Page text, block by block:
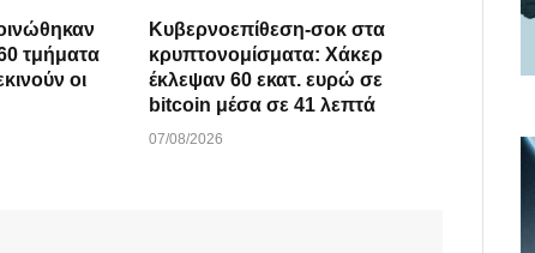
τμήματα
οι
Κυβερνοεπίθεση-σοκ στα
κρυπτονομίσματα: Χάκερ
έκλεψαν 60 εκατ. ευρώ σε
bitcoin μέσα σε 41 λεπτά
07/08/2026